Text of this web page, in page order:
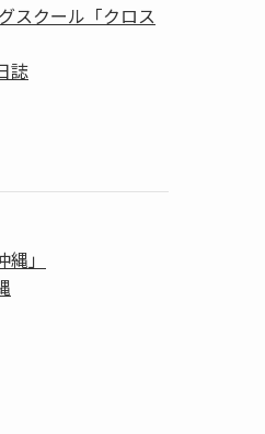
スクール「クロス
誌
」